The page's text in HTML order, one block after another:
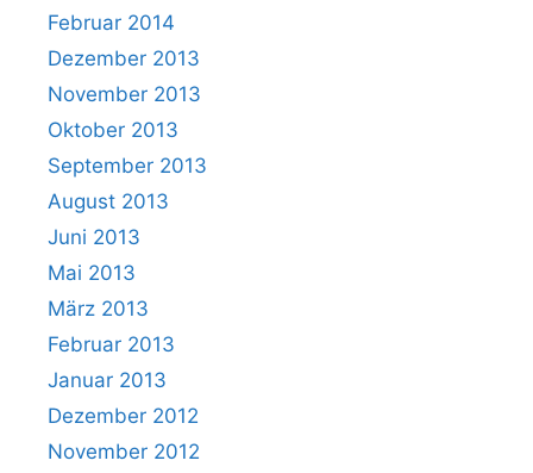
Februar 2014
Dezember 2013
November 2013
Oktober 2013
September 2013
August 2013
Juni 2013
Mai 2013
März 2013
Februar 2013
Januar 2013
Dezember 2012
November 2012